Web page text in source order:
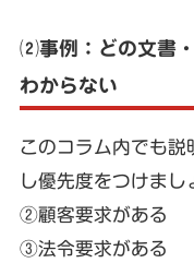
⑵事例：どの文書
わからない
このコラム内でも説
し優先度をつけまし
②顧客要求がある
③法令要求がある